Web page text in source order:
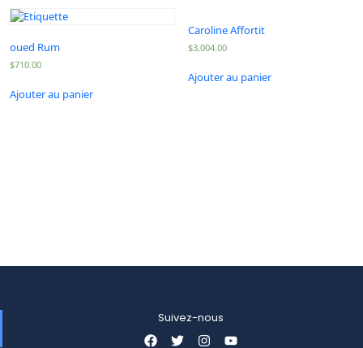
oued Rum
$710.00
Ajouter au panier
Caroline Affortit
$3,004.00
Ajouter au panier
Suivez-nous